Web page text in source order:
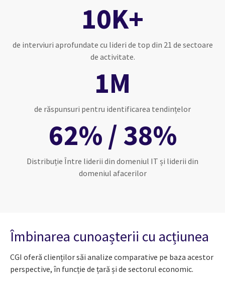
10K+
de interviuri aprofundate cu lideri de top din 21 de sectoare
de activitate.
1M
de răspunsuri pentru identificarea tendințelor
62% / 38%
Distribuție Între liderii din domeniul IT și liderii din
domeniul afacerilor
Îmbinarea cunoașterii cu acțiunea
CGI oferă clienților săi analize comparative pe baza acestor
perspective, în funcție de țară și de sectorul economic.